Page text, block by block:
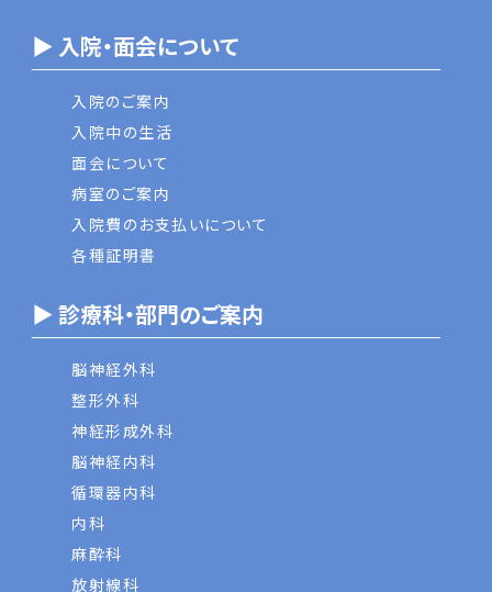
▶ 入院・面会について
入院のご案内
入院中の生活
面会について
病室のご案内
入院費のお支払いについて
各種証明書
▶ 診療科・部門のご案内
脳神経外科
整形外科
神経形成外科
脳神経内科
循環器内科
内科
麻酔科
放射線科